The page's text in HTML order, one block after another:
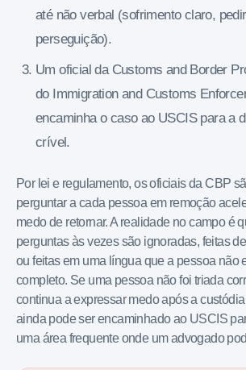
até não verbal (sofrimento claro,
perseguição).
Um oficial da Customs and Border
do Immigration and Customs
encaminha o caso ao USCIS para a
crível.
Por lei e regulamento, os oficiais da CBP
perguntar a cada pessoa em remoção
medo de retornar. A realidade no campo é
perguntas às vezes são ignoradas, feitas
ou feitas em uma língua que a pessoa não
completo. Se uma pessoa não foi triada
continua a expressar medo após a
ainda pode ser encaminhado ao USCIS
uma área frequente onde um advogado